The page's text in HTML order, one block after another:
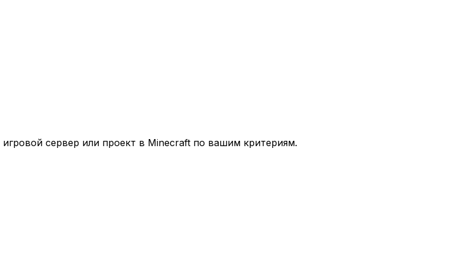
сервер или проект в Minecraft по вашим критериям.